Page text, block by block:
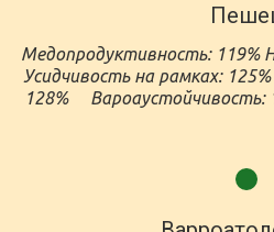
Медопродуктивность: 119%
Усидчивость на рамках:
128%